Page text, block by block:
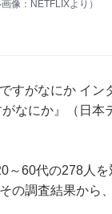
像：NETFLIXより）
すがなにか イン
なにか』（日本
～60代の278人
の調査結果から